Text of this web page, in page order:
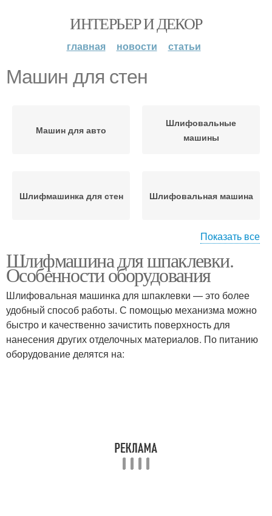
ИНТЕРЬЕР И ДЕКОР
главная новости статьи
Машин для стен
Машин для авто
Шлифовальные
машины
Шлифмашинка для стен Шлифовальная машина
Машина для стен
Показать все
Шлифмашина для шпаклевки.
Особенности оборудования
Шлифовальная машинка для шпаклевки — это более
удобный способ работы. С помощью механизма можно
быстро и качественно зачистить поверхность для
нанесения других отделочных материалов. По питанию
оборудование делятся на: